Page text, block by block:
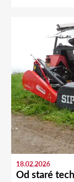
18.02.2026
Od staré